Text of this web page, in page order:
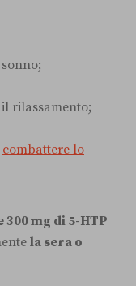
rilassamento;
combattere lo
300 mg di 5-HTP
la sera o